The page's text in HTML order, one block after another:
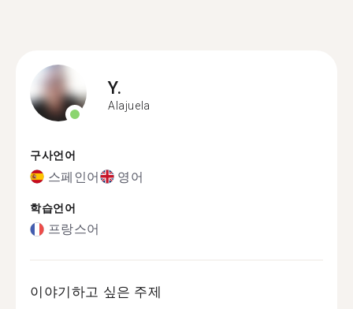
Y.
Alajuela
구사언어
스페인어 영어
학습언어
프랑스어
이야기하고 싶은 주제